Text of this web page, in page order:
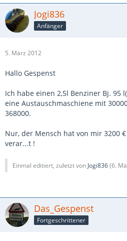
Jogi836
Anfänger
5. März 2012
Hallo Gespenst
Ich habe einen 2,5l Benziner Bj. 95
eine Austauschmaschiene mit
368000.
Nur, der Mensch hat von mir 3200
verar...t !
Einmal editiert, zuletzt von Jogi836(6.
Das_Gespenst
Fortgeschrittener